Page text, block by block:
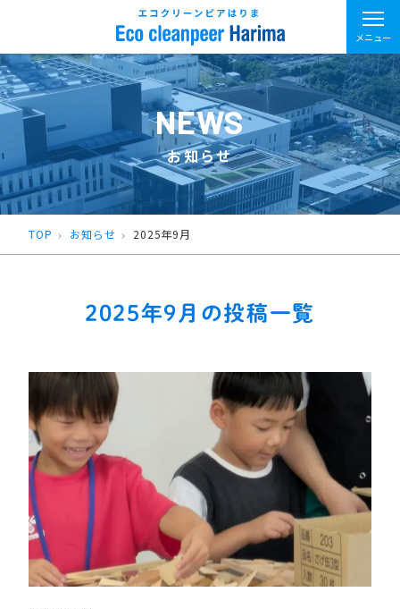
メニュー
NEWS
お知らせ
TOP お知らせ 2025年9月
2025年9月の投稿一覧